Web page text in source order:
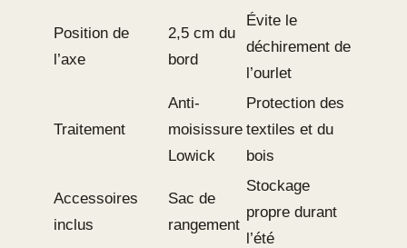
Position de
l’axe
2,5 cm du
bord
Évite le
déchirement de
l’ourlet
Traitement
Anti-
moisissure
Lowick
Protection des
textiles et du
bois
Accessoires
inclus
Sac de
rangement
Stockage
propre durant
l’été